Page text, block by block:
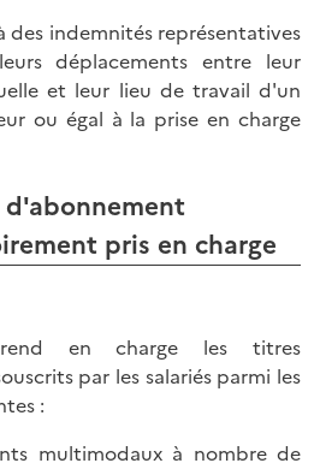
des indemnités représentatives
déplacements entre leur
et leur lieu de travail d'un
ou égal à la prise en charge
d'abonnement
pris en charge
en charge les titres
par les salariés parmi les
:
multimodaux à nombre de